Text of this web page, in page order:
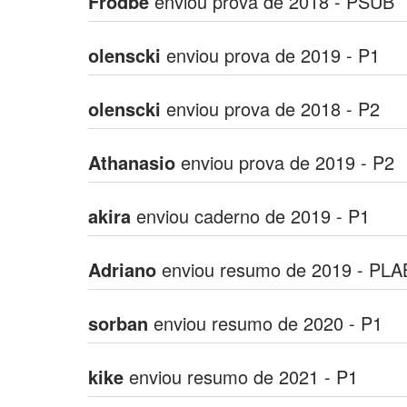
olenscki enviou prova de 2019 - P1
olenscki enviou prova de 2018 - P2
Athanasio enviou prova de 2019 - P2
akira enviou caderno de 2019 - P1
Adriano enviou resumo de 2019 -
sorban enviou resumo de 2020 - P1
kike enviou resumo de 2021 - P1